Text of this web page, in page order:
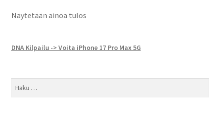
Näytetään ainoa tulos
DNA Kilpailu -> Voita iPhone 17 Pro Max 5G
Haku: